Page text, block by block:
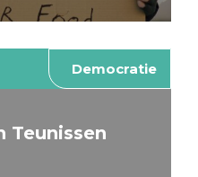
Democratie
Teunissen